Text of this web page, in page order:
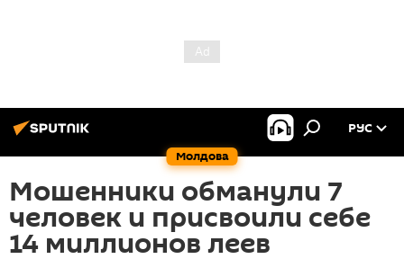
Молдова
РУС
Мошенники обманули 7
человек и присвоили себе
14 миллионов леев